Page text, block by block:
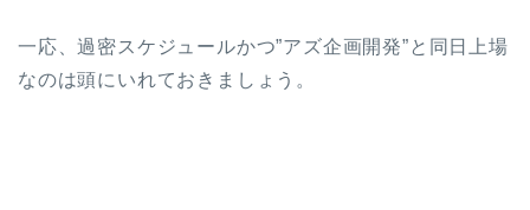
一応、過密スケジュールかつ”アズ企画開発”と同日上場
なのは頭にいれておきましょう。